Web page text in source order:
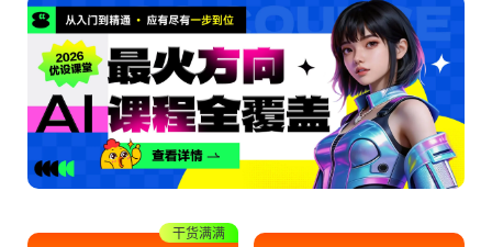
收藏学习